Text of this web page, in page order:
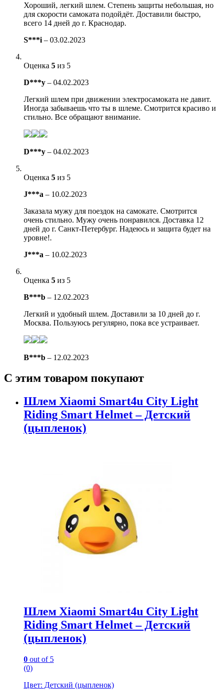
Хороший, легкий шлем. Степень защиты небольшая, но
для скорости самоката подойдёт. Доставили быстро,
всего 14 дней до г. Краснодар.
S***i – 03.02.2023
Оценка 5 из 5
D***y – 04.02.2023
Легкий шлем при движении электросамоката не давит.
Иногда забываешь что ты в шлеме. Смотрится красиво и
стильно. Все обращают внимание.
D***y – 04.02.2023
Оценка 5 из 5
J***a – 10.02.2023
Заказала мужу для поездок на самокате. Смотрится
очень стильно. Мужу очень понравился. Доставка 12
дней до г. Санкт-Петербург. Надеюсь и защита будет на
уровне!.
J***a – 10.02.2023
Оценка 5 из 5
B***b – 12.02.2023
Легкий и удобный шлем. Доставили за 10 дней до г.
Москва. Пользуюсь регулярно, пока все устраивает.
B***b – 12.02.2023
С этим товаром покупают
Шлем Xiaomi Smart4u City Light
Riding Smart Helmet – Детский
(цыпленок)
Шлем Xiaomi Smart4u City Light
Riding Smart Helmet – Детский
(цыпленок)
0 out of 5
(0)
Цвет: Детский (цыпленок)